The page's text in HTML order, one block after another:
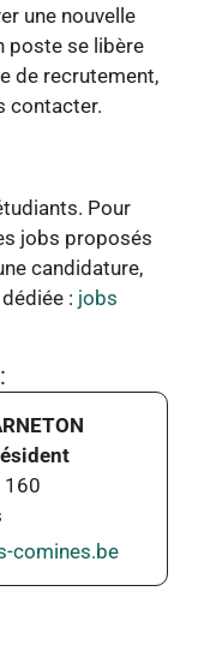
une nouvelle
poste se libère
de recrutement,
contacter.
Pour
jobs proposés
candidature,
: jobs
160
comines.be